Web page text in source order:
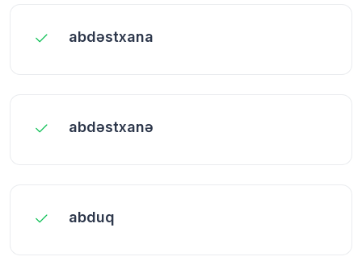
abdəstxana
abdəstxanə
abduq